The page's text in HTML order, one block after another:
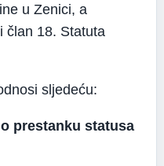
u Zenici, a
član 18. Statuta
sljedeću:
prestanku statusa